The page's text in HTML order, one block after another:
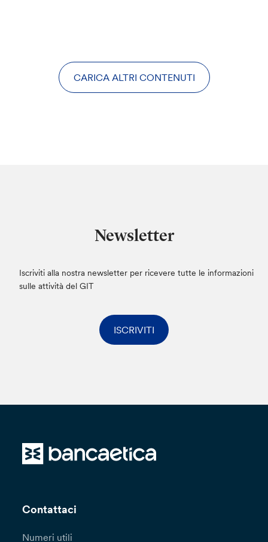
CARICA ALTRI CONTENUTI
Newsletter
Iscriviti alla nostra newsletter per ricevere tutte le informazioni
sulle attività del GIT
ISCRIVITI
Contattaci
Numeri utili